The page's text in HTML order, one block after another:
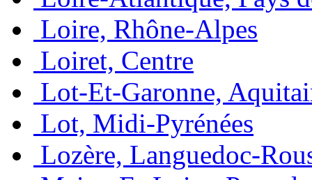
Loire, Rhône-Alpes
Loiret, Centre
Lot-Et-Garonne,
Lot, Midi-Pyrénées
Lozère, Languedoc-